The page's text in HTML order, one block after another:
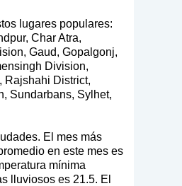
lugares populares:
Char Atra,
Gaud, Gopalgonj,
Division,
Rajshahi District,
Sundarbans, Sylhet,
El mes más
en este mes es
mínima
lluviosos es 21.5. El